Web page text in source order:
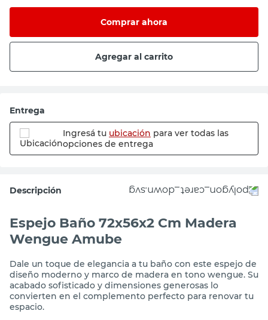
Comprar ahora
Agregar al carrito
Entrega
Ingresá tu ubicación para ver todas las
opciones de entrega
Descripción
Espejo Baño 72x56x2 Cm Madera
Wengue Amube
Dale un toque de elegancia a tu baño con este espejo de
diseño moderno y marco de madera en tono wengue. Su
acabado sofisticado y dimensiones generosas lo
convierten en el complemento perfecto para renovar tu
espacio.